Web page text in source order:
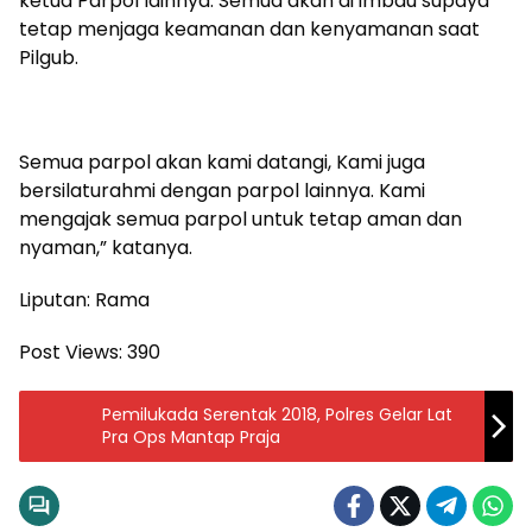
tetap menjaga keamanan dan kenyamanan saat
Pilgub.
Semua parpol akan kami datangi, Kami juga
bersilaturahmi dengan parpol lainnya. Kami
mengajak semua parpol untuk tetap aman dan
nyaman,” katanya.
Liputan: Rama
Post Views: 390
Pemilukada Serentak 2018, Polres Gelar Lat
Pra Ops Mantap Praja